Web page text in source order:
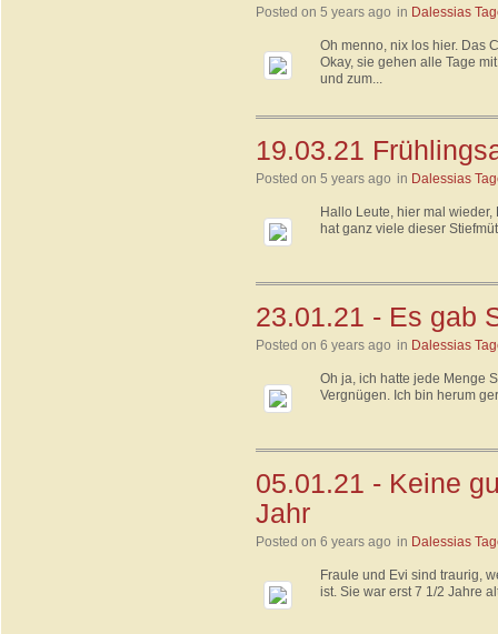
Posted on 5 years ago in Dalessias
Oh menno, nix los hier. Das
Okay, sie gehen alle Tage
und zum...
19.03.21
Posted on 5 years ago in Dalessias
Hallo Leute, hier mal
hat ganz viele dieser
23.01.21 - Es gab
Posted on 6 years ago in Dalessias
Oh ja, ich hatte jede Menge
Vergnügen. Ich bin herum
05.01.21 - Keine
Jahr
Posted on 6 years ago in Dalessias
Fraule und Evi sind traurig,
ist. Sie war erst 7 1/2 Jahre